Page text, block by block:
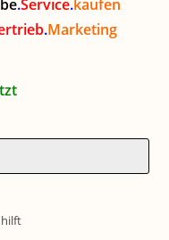
.Service.kaufen
.Marketing